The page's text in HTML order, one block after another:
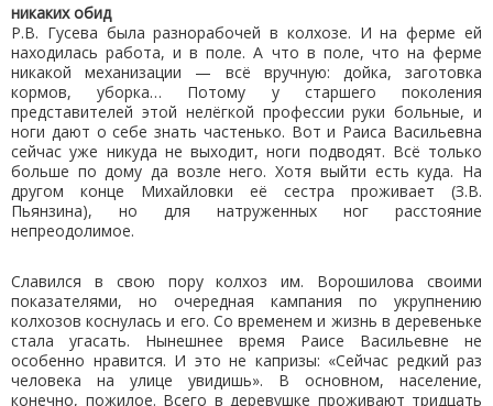
никаких обид
Р.В. Гусева была разнорабочей в колхозе. И на ферме ей
находилась работа, и в поле. А что в поле, что на ферме
никакой механизации — всё вручную: дойка, заготовка
кормов, уборка… Потому у старшего поколения
представителей этой нелёгкой профессии руки больные, и
ноги дают о себе знать частенько. Вот и Раиса Васильевна
сейчас уже никуда не выходит, ноги подводят. Всё только
больше по дому да возле него. Хотя выйти есть куда. На
другом конце Михайловки её сестра проживает (З.В.
Пьянзина), но для натруженных ног расстояние
непреодолимое.
Славился в свою пору колхоз им. Ворошилова своими
показателями, но очередная кампания по укрупнению
колхозов коснулась и его. Со временем и жизнь в деревеньке
стала угасать. Нынешнее время Раисе Васильевне не
особенно нравится. И это не капризы: «Сейчас редкий раз
человека на улице увидишь». В основном, население,
конечно, пожилое. Всего в деревушке проживают тридцать